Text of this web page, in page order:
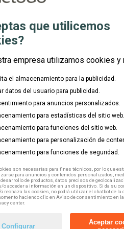
haciendo click aquí.
business_center
explore
que utilicemos
empresa utilizamos cookies y
el almacenamiento para la publicidad.
datos del usuario para publicidad.
para anuncios personalizados.
para estadísticas del sitio web.
para funciones del sitio web.
para personalización de
para funciones de seguridad.
son necesarias para fines técnicos, por lo que
para anuncios y contenidos personalizados,
de productos, datos precisos de
o acceder a información en un dispositivo. Si da su
rechaza las cookies, no podrá utilizar el chatbot de
haciendo clic en Aviso de consentimiento en
center.
Configurar
Aceptar